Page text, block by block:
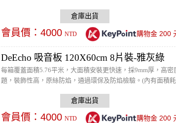
會員價： 4000 NTD 購物金 200
DeEcho 吸音板 120X60cm 8片裝-雅灰綠
每箱覆蓋面積5.76平米，大面積安裝更快速，採9mm厚，高
題，裝飾性高，原絲防焰，通過環保及防焰檢驗。(內有面積
會員價： 4000 NTD 購物金 200